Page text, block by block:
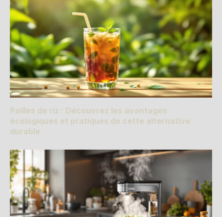
Pailles de riz : Découvrez les avantages
écologiques et pratiques de cette alternative
durable